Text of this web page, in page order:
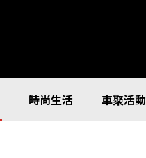
時尚生活 車聚活動